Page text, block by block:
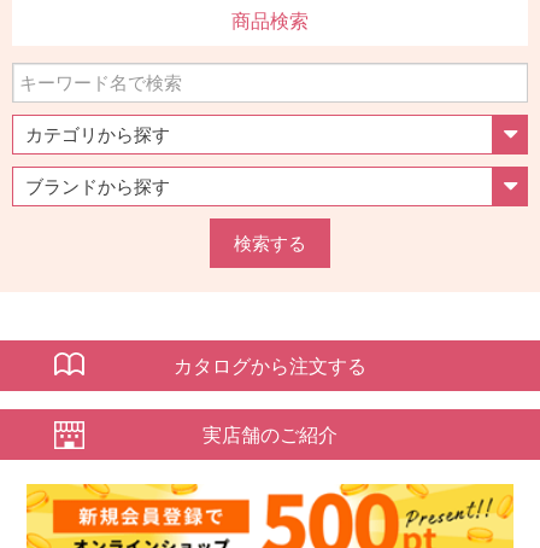
商品検索
検索する
カタログから注文する
実店舗のご紹介